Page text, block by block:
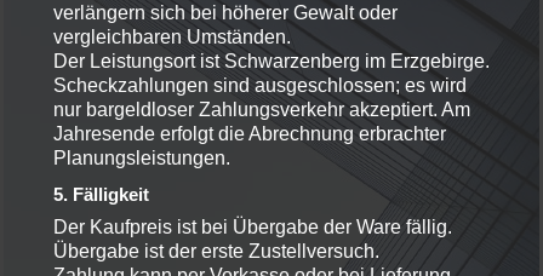
verlängern sich bei höherer Gewalt oder
vergleichbaren Umständen.
Der Leistungsort ist Schwarzenberg im Erzgebirge.
Scheckzahlungen sind ausgeschlossen; es wird
nur bargeldloser Zahlungsverkehr akzeptiert. Am
Jahresende erfolgt die Abrechnung erbrachter
Planungsleistungen.
5. Fälligkeit
Der Kaufpreis ist bei Übergabe der Ware fällig.
Übergabe ist der erste Zustellversuch.